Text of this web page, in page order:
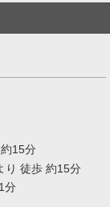
15分
り 徒歩 約15分
分